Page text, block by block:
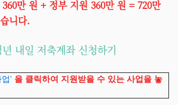
만 원 + 정부 지원 360만 원 = 720만
니다.
내일 저축계좌 신청하기
' 을 클릭하여 지원받을 수 있는 사업을 놓